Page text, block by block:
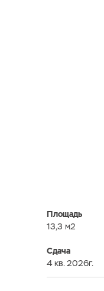
Площадь
13,3 м2
Сдача
4 кв. 2026г.